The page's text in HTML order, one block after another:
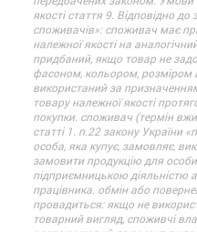
якості стаття 9. Відповідно
споживачів»: споживач має
належної якості на
придбаний, якщо товар не
фасоном, кольором, розміром
використаний за
товару належної якості
покупки. споживач (термін
статті 1. п.22 закону України
особа, яка купує, замовляє,
замовити продукцію для
підприємницькою діяльністю
працівника. обмін або
провадиться: якщо не
товарний вигляд, споживчі